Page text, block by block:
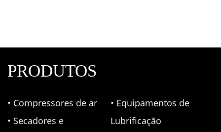
PRODUTOS
• Compressores de ar
• Secadores e
• Equipamentos de
Lubrificação